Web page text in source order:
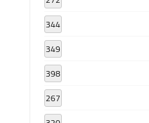
344
349
398
267